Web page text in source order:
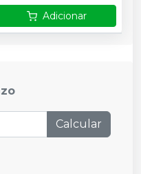
Adicionar
Calcular